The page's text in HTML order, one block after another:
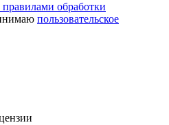
правилами обработки
пользовательское